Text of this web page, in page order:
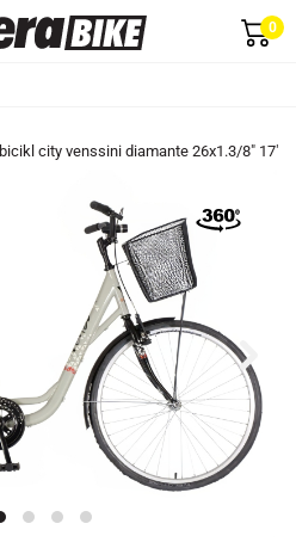
0
bicikl city venssini diamante 26x1.3/8" 17"